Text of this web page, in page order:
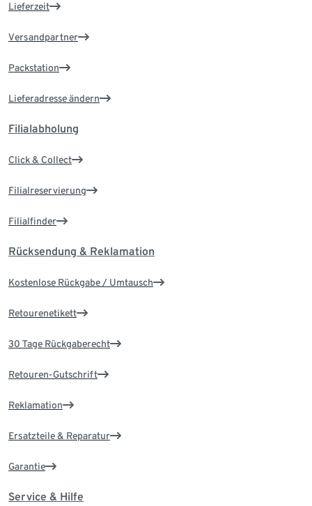
Lieferzeit
Versandpartner
Packstation
Lieferadresse ändern
Filialabholung
Click & Collect
Filialreservierung
Filialfinder
Rücksendung & Reklamation
Kostenlose Rückgabe / Umtausch
Retourenetikett
30 Tage Rückgaberecht
Retouren-Gutschrift
Reklamation
Ersatzteile & Reparatur
Garantie
Service & Hilfe